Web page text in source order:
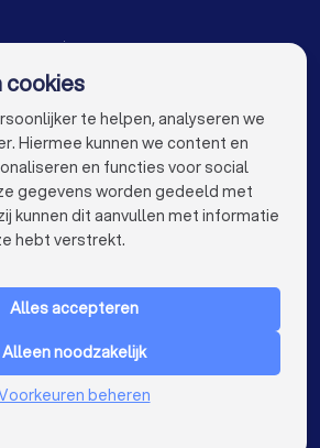
in Rotterdam
Haag
Psychologen in Tilburg
Psychologen in Almere
Psychologen in Nijmegen
in Arnhem
in Amersfoort
in Apeldoorn
voor jou
keyboard_arrow_down
cookies
te helpen, analyseren we
Hiermee kunnen we content en
en functies voor social
gegevens worden gedeeld met
kunnen dit aanvullen met informatie
hebt verstrekt.
Alles accepteren
Alleen noodzakelijk
beheren